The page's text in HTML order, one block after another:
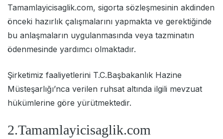
Tamamlayicisaglik.com, sigorta sözleşmesinin akdinden
önceki hazırlık çalışmalarını yapmakta ve gerektiğinde
bu anlaşmaların uygulanmasında veya tazminatın
ödenmesinde yardımcı olmaktadır.
Şirketimiz faaliyetlerini T.C.Başbakanlık Hazine
Müsteşarlığı’nca verilen ruhsat altında ilgili mevzuat
hükümlerine göre yürütmektedir.
2.Tamamlayicisaglik.com